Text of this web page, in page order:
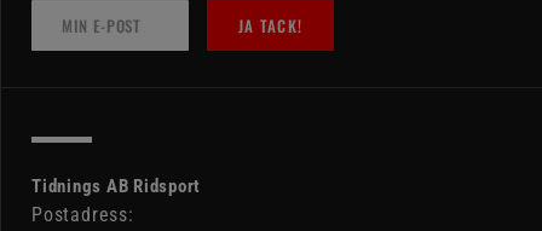
JA TACK!
Tidnings AB Ridsport
Postadress: